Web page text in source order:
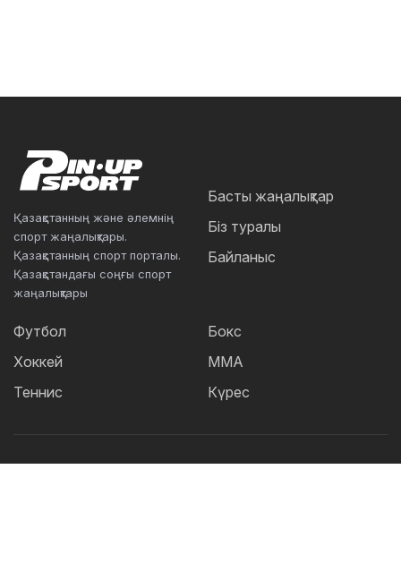
Қазақстанның және әлемнің
спорт жаңалықтары.
Қазақстанның спорт порталы.
Қазақстандағы соңғы спорт
жаңалықтары
Басты жаңалықтар
Біз туралы
Байланыс
Футбол
Хоккей
Теннис
Бокс
ММА
Күрес